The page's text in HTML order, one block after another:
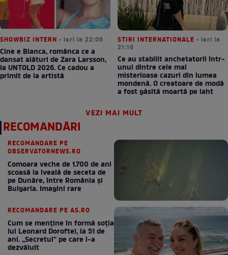
SHOWBIZ INTERN • ieri la 22:06
Cine e Bianca, românca ce a
dansat alături de Zara Larsson,
la UNTOLD 2026. Ce cadou a
primit de la artistă
STIRI INTERNATIONALE • ieri la
21:19
Ce au stabilit anchetatorii într-
unul dintre cele mai
misterioase cazuri din lumea
mondenă. O creatoare de modă
a fost găsită moartă pe iaht
VEZI MAI MULT
RECOMANDĂRI
RECOMANDARE PE
OBSERVATORNEWS.RO
Comoara veche de 1.700 de ani
scoasă la iveală de seceta de
pe Dunăre, între România şi
Bulgaria. Imagini rare
RECOMANDARE PE AS.RO
Cum se menţine în formă soţia
lui Leonard Doroftei, la 51 de
ani. „Secretul” pe care l-a
dezvăluit